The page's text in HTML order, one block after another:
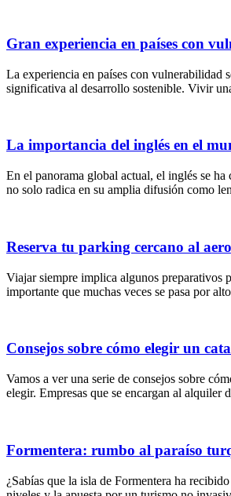
Gran experiencia en países con
La experiencia en países con vulnerabilidad
significativa al desarrollo sostenible. Vivir
La importancia del inglés en el
En el panorama global actual, el inglés se
no solo radica en su amplia difusión como
Reserva tu parking cercano al
Viajar siempre implica algunos preparativos
importante que muchas veces se pasa por
Consejos sobre cómo elegir un
Vamos a ver una serie de consejos sobre
elegir. Empresas que se encargan al alquiler
Formentera: rumbo al paraíso
¿Sabías que la isla de Formentera ha